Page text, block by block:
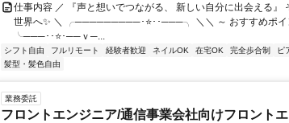
仕事内容 ／ 『声と想いでつながる、 新しい自分に出会える』
世界へ✨ ＼ ╭─────────･⭐･･───╮ ＼＼ ～ おすすめポイ
╰───･･⭐･──ｖ─...
シフト自由 フルリモート 経験者歓迎 ネイルOK 在宅OK 完全歩合制 ピ
髪型・髪色自由
業務委託
フロントエンジニア/通信事業会社向けフロント